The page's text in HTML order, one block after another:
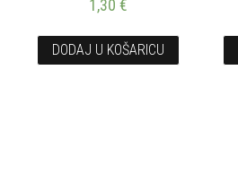
1,30€
DODAJ U KOŠARICU